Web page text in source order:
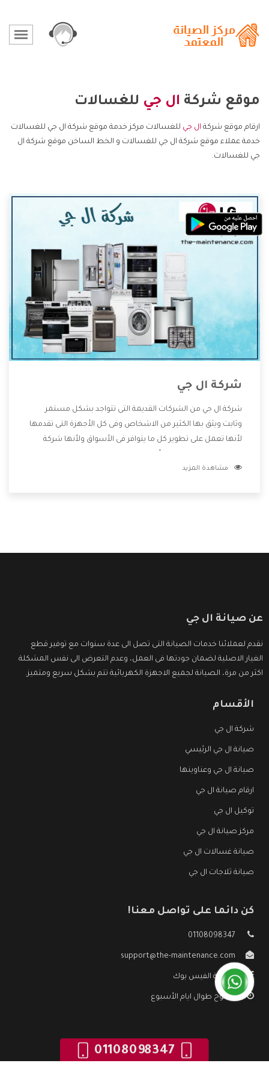
موقع شركة ال جي للغسالات
ارقام موقع شركة ال جي للغسالات مركز خدمة موقع شركة ال جي للغسالات
خدمة عملاء موقع شركة ال جي للغسالات و الخط الساخن موقع شركة ال
جي للغسالات.
شركة ال جي
شركة ال جي من الشركات القديمة التى تتواجد بشكل مستمر
وثابت ويثق بها الكثير من الاشخاص وفى كل الأجهزة التى تقدمها
لأنها تعمل على تطوير كل ما يتوافر فى الأسواق ولأنها شركة
وتقدم للعملاء أقوى العروض والخصومات التى تسهل على
مشاهدة المزيد
عن صيانة ال جي
نقدم لعملائنا خدمات الصيانة التى تصل الى عدة سنوات مع توفير قطع
الغيار الاصلية لضمان جودتها فى العمل، وعدم التعرض الى نفس المشكلة
اكثر من مرة، الصيانة لجميع الاجهزة الكهربائية تتم بشكل سريع ومتميز.
الأقسام
شركة ال جي
صيانة ال جي الرئيسي
صيانة ال جي وعناوينها
ارقام صيانة ال جي
توكيل ال جي
مركز صيانة ال جي
صيانة غسالات ال جي
صيانة ثلاجات ال جي
كن دائما على تواصل معنا!
01108098347
support@the-maintenance.com
صفحة الفيس بوك
مفتوح طوال ايام الأسبوع
01108098347